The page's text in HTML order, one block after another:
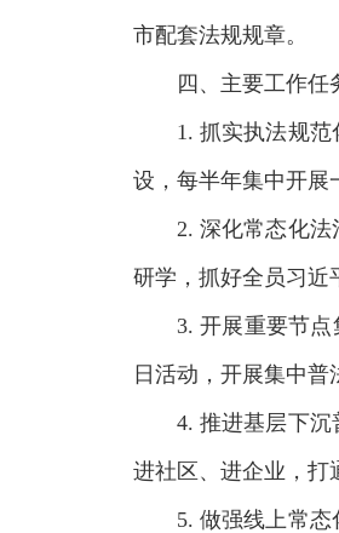
市配套法规规章。
四、主要工作任
1. 抓实执法规
设，每半年集中开展
2. 深化常态化
研学，抓好全员习近
3. 开展重要节点
日活动，开展集中普
4. 推进基层下
进社区、进企业，打
5. 做强线上常